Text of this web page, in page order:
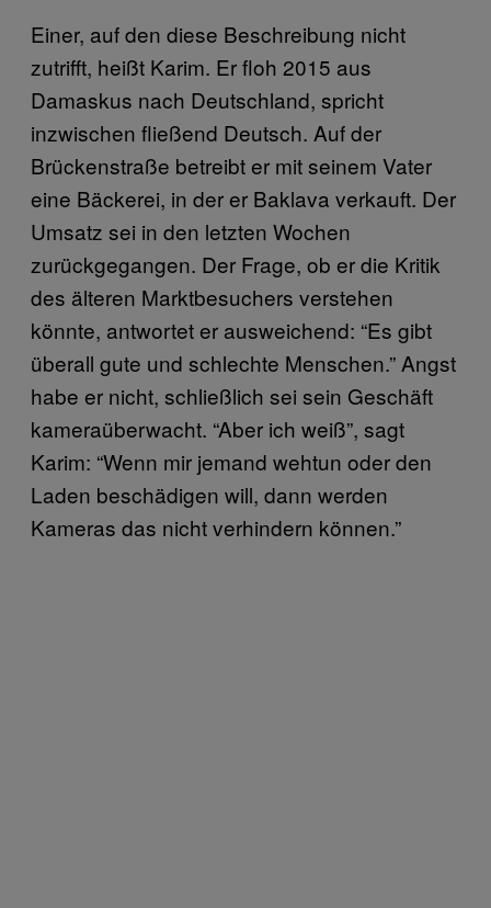
Einer, auf den diese Beschreibung nicht
zutrifft, heißt Karim. Er floh 2015 aus
Damaskus nach Deutschland, spricht
inzwischen fließend Deutsch. Auf der
Brückenstraße betreibt er mit seinem Vater
eine Bäckerei, in der er Baklava verkauft. Der
Umsatz sei in den letzten Wochen
zurückgegangen. Der Frage, ob er die Kritik
des älteren Marktbesuchers verstehen
könnte, antwortet er ausweichend: “Es gibt
überall gute und schlechte Menschen.” Angst
habe er nicht, schließlich sei sein Geschäft
kameraüberwacht. “Aber ich weiß”, sagt
Karim: “Wenn mir jemand wehtun oder den
Laden beschädigen will, dann werden
Kameras das nicht verhindern können.”